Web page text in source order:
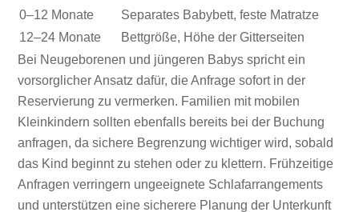
0–12 Monate
Separates Babybett, feste Matratze
12–24 Monate
Bettgröße, Höhe der Gitterseiten
Bei Neugeborenen und jüngeren Babys spricht ein
vorsorglicher Ansatz dafür, die Anfrage sofort in der
Reservierung zu vermerken. Familien mit mobilen
Kleinkindern sollten ebenfalls bereits bei der Buchung
anfragen, da sichere Begrenzung wichtiger wird, sobald
das Kind beginnt zu stehen oder zu klettern. Frühzeitige
Anfragen verringern ungeeignete Schlafarrangements
und unterstützen eine sicherere Planung der Unterkunft